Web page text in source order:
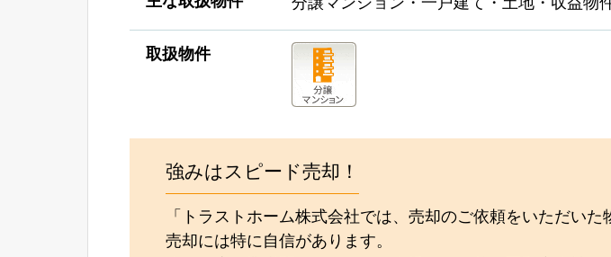
取扱物件
強みはスピード売却！
「トラストホーム株式会社では、売却のご依頼をいただい
売却には特に自信があります。